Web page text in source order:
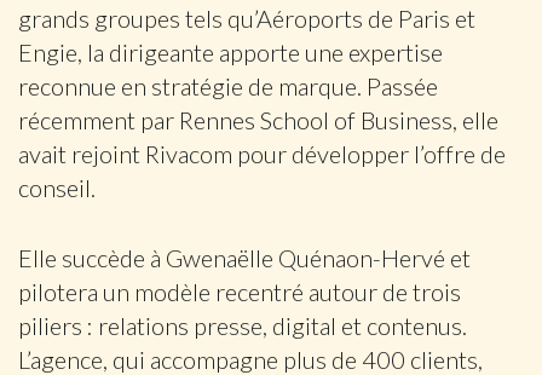
grands groupes tels qu’Aéroports de Paris et
Engie, la dirigeante apporte une expertise
reconnue en stratégie de marque. Passée
récemment par Rennes School of Business, elle
avait rejoint Rivacom pour développer l’offre de
conseil.
Elle succède à Gwenaëlle Quénaon-Hervé et
pilotera un modèle recentré autour de trois
piliers : relations presse, digital et contenus.
L’agence, qui accompagne plus de 400 clients,